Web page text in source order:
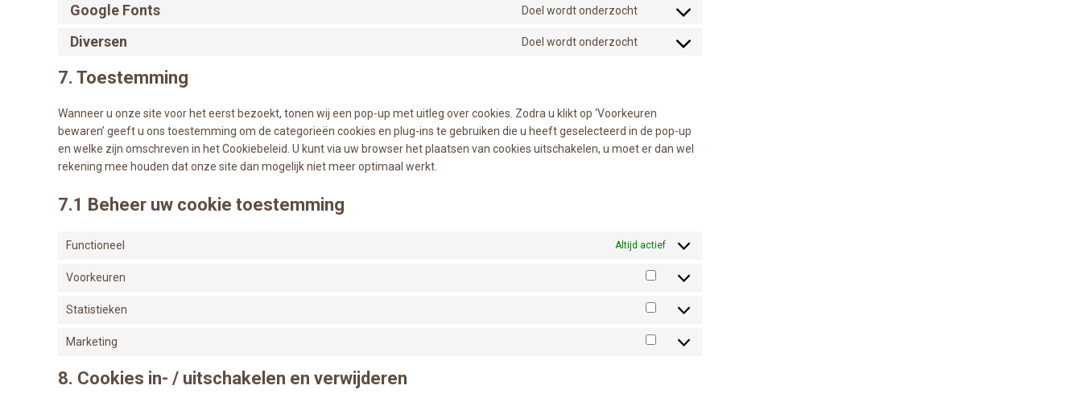
wordpress
sourcebuster-
Google Fonts Doel wordt onderzocht
Consent
Diversen Doel wordt onderzocht
Consent
7. Toestemming
Wanneer u onze site voor het eerst bezoekt, tonen wij een pop-up met uitleg over cookies. Zodra u klikt op ‘Voorkeuren
bewaren’ geeft u ons toestemming om de categorieën cookies en plug-ins te gebruiken die u heeft geselecteerd in de pop-up
en welke zijn omschreven in het Cookiebeleid. U kunt via uw browser het plaatsen van cookies uitschakelen, u moet er dan wel
rekening mee houden dat onze site dan mogelijk niet meer optimaal werkt.
7.1 Beheer uw cookie toestemming
Functioneel Altijd actief
Voorkeuren
Voorkeuren
Statistieken
Statistieken
Marketing
Marketing
8. Cookies in- / uitschakelen en verwijderen